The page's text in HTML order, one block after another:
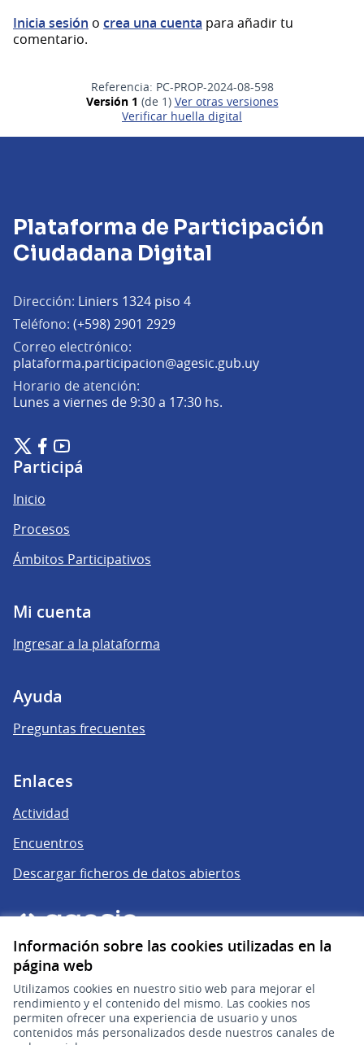
Información sobre las cookies utilizadas en la
página web
Utilizamos cookies en nuestro sitio web para mejorar el
rendimiento y el contenido del mismo. Las cookies nos
permiten ofrecer una experiencia de usuario y unos
contenidos más personalizados desde nuestros canales de
Inicia sesión o crea una cuenta para añadir tu
comentario.
Referencia: PC-PROP-2024-08-598
Versión 1 (de 1)
ver otras versiones
Verificar huella digital
Plataforma de Participación
Ciudadana Digital
Dirección: Liniers 1324 piso 4
Teléfono: (+598) 2901 2929
Correo electrónico:
plataforma.participacion@agesic.gub.uy(Abrir en una
Horario de atención:
Lunes a viernes de 9:30 a 17:30 hs.
Plataforma de Participación Ciudadana Digital en X
(Enlace externo)
Plataforma de Participación Ciudadana Digital en Facebook
(Enlace externo)
Plataforma de Participación Ciudadana Digital en
(Enlace externo)
Participá
Inicio
Procesos
Ámbitos Participativos
Mi cuenta
Ingresar a la plataforma
Ayuda
Preguntas frecuentes
Enlaces
Actividad
Encuentros
Descargar ficheros de datos abiertos
gub.uy
(Enlace externo)